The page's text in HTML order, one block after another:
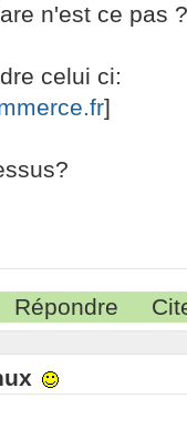
n'est ce pas ?
celui ci:
]
Répondre